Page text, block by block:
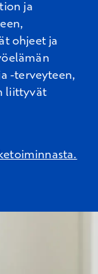
ja
ohjeet ja
-terveyteen,
liittyvät